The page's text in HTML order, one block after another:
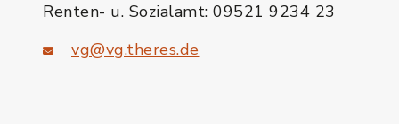
Renten- u. Sozialamt: 09521 9234 23
vg@vg.theres.de